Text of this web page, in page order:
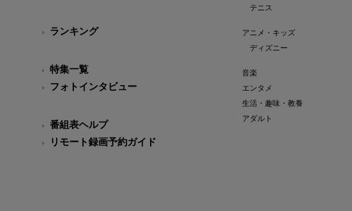
ランキング
特集一覧
フォトインタビュー
番組表ヘルプ
リモート録画予約ガイド
テニス
アニメ・キッズ
ディズニー
音楽
エンタメ
生活・趣味・教養
アダルト